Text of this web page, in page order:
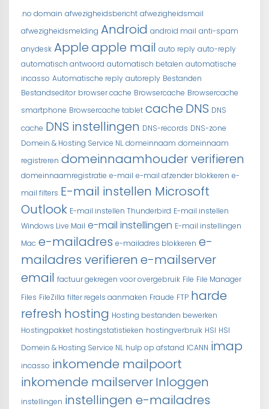
.no domain afwezigheidsbericht afwezigheidsmail
afwezigheidsmelding Android android mail anti-spam
anydesk Appleapple mail auto reply auto-reply
automatisch antwoord automatisch betalen automatische
incasso Automatische reply autoreply Bestanden
Bestandseditor browser cache Browsercache Browsercache
smartphone Browsercache tablet cache DNS DNS
cache DNS instellingen DNS-records DNS-zone
Domein & Hosting Service NL domeinnaam domeinnaam
registreren domeinnaamhouder verifieren
domeinnaamregistratie e-mail e-mail afzender blokkeren e-
mail filters E-mail instellen Microsoft
Outlook E-mail instellen Thunderbird E-mail instellen
Windows Live Mail e-mail instellingen E-mail instellingen
Mac e-mailadres e-mailadres blokkeren e-
mailadres verifieren e-mailserver
email factuur gekregen voor overgebruik File File Manager
Files FileZilla filter regels aanmaken Fraude FTP harde
refresh hosting Hosting bestanden bewerken
Hostingpakket hostingstatistieken hostingverbruik HSI HSI
Domein & Hosting Service NL hulp op afstand ICANN imap
incasso inkomende mailpoort
inkomende mailserverInloggen
instellingen instellingen e-mailadres